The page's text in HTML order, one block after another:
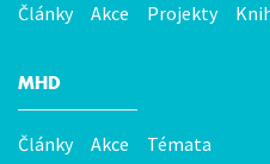
Články Akce Projekty
MHD
Články Akce Témata